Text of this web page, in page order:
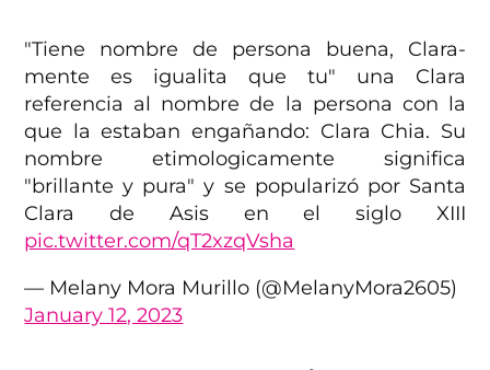
"Tiene nombre de persona buena, Clara-
mente es igualita que tu" una Clara
referencia al nombre de la persona con la
que la estaban engañando: Clara Chia. Su
nombre etimologicamente significa
"brillante y pura" y se popularizó por Santa
Clara de Asis en el siglo XIII
pic.twitter.com/qT2xzqVsha
— Melany Mora Murillo (@MelanyMora2605)
January 12, 2023